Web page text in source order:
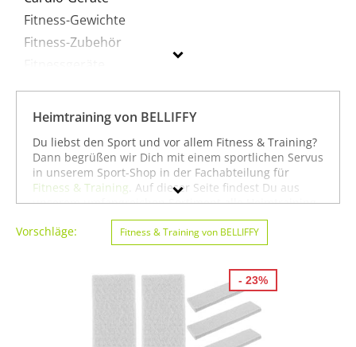
Fitness-Gewichte
Fitness-Zubehör
Gymnastik-Artikel
Hanteln & Gewichte
Kraftstationen
Krafttraining
Sport- & Yogamatten
Heimtraining von BELLIFFY
Du liebst den Sport und vor allem Fitness & Training?
Dann begrüßen wir Dich mit einem sportlichen Servus
in unserem Sport-Shop in der Fachabteilung für
Fitness & Training . Auf dieser Seite findest Du aus
unserem umfangreichen Sortiment alle Heimtraining
der Marke BELLIFFY. Mit Hilfe der Filter am linken
Seitenrand kannst Du Dir auchHeimtraining
anderen Marken anzeigen lassen. Alternativ kannst
Sportartikeln vonBELLIFFYoder unter allen Produkten
Fitness & Training von BELLIFFY
umsehen. Mit diesen Hinweisen wünschen wir Dir viel
Erfolg beim Suchen und vor allem weiter viel Spaß
und Erfolg beim Fitness & Training!
Vorschläge: Fitness & Training von BELLIFFY
- 23%